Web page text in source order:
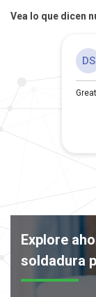
Vea lo que dicen
Explore
soldadura